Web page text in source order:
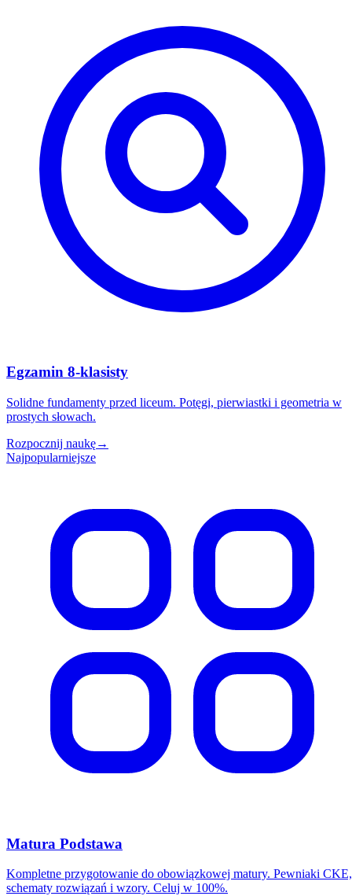
Egzamin 8-klasisty
Solidne fundamenty przed liceum. Potęgi, pierwiastki i geometria w
prostych słowach.
Rozpocznij naukę→
Najpopularniejsze
Matura Podstawa
Kompletne przygotowanie do obowiązkowej matury. Pewniaki CKE,
schematy rozwiązań i wzory. Celuj w 100%.